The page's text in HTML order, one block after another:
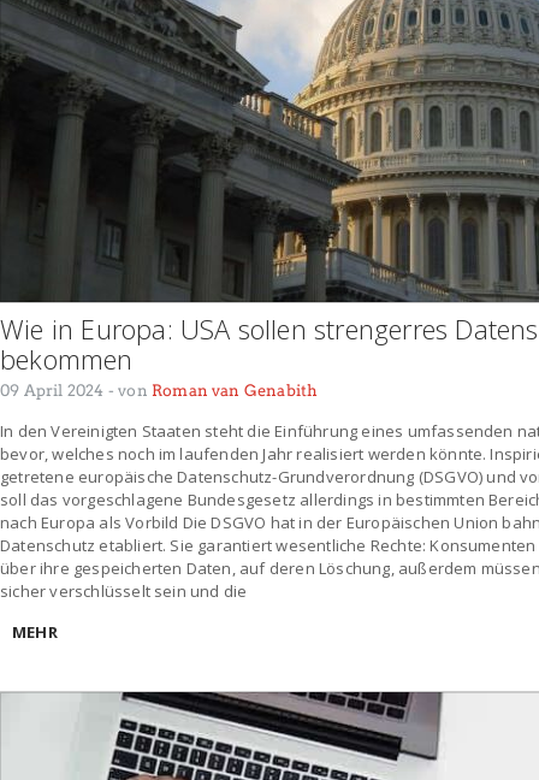
Wie in Europa: USA sollen strengerres
bekommen
09 April 2024 - von Roman van Genabith
In den Vereinigten Staaten steht die Einführung eines umfassenden
bevor, welches noch im laufenden Jahr realisiert werden könnte.
getretene europäische Datenschutz-Grundverordnung (DSGVO) und
soll das vorgeschlagene Bundesgesetz allerdings in bestimmten
nach Europa als Vorbild Die DSGVO hat in der Europäischen Union
Datenschutz etabliert. Sie garantiert wesentliche Rechte:
über ihre gespeicherten Daten, auf deren Löschung, außerdem
sicher verschlüsselt sein und die
MEHR